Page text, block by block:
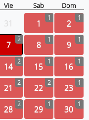
Vie Sab Dom
31 1 1 2 1
7
2
8 1 9 1
14 2 15 1 16 1
21 2 22 2 23 1
28 2 29 1 30 1